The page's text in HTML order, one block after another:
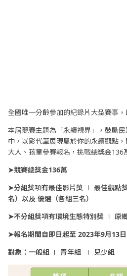
全國唯一分齡參加的紀錄片大型賽事
本屆競賽主題為「永續視界」，鼓勵
中，以影代筆展現屬於你的永續觀點
大人、孩童參賽報名，挑戰總獎金136
➤競賽總獎金136萬
➤分組獎項有最佳影片獎 ∣ 最佳觀點
名）以及 優選（各組三名）
➤不分組獎項有環境生態特別獎 ∣ 原
➤報名期間自即日起至 2023年9月13
對象：一般組 ∣ 青年組 ∣ 兒少組